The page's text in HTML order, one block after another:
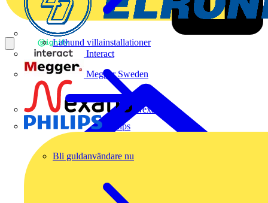
Interact
Megger Sweden
Nexans
Philips
Lathund villainstallationer
Bli guldanvändare nu